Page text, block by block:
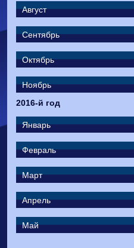
Август
Сентябрь
Октябрь
Ноябрь
2016-й год
Январь
Февраль
Март
Апрель
Май
Калуга
0-1 Сибирь